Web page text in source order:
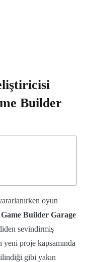
Builder
oyun
Game Builder Garage
sevindirmiş
proje kapsamında
gibi yakın